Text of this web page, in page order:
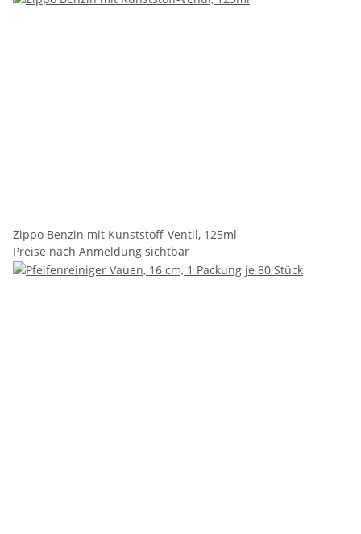
Zippo Benzin mit Kunststoff-Ventil, 125ml
Preise nach Anmeldung sichtbar